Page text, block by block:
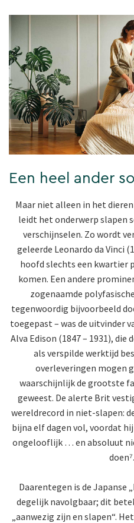
Een heel ander
Maar niet alleen in het
leidt het onderwerp slapen
verschijnselen. Zo wordt
geleerde Leonardo da Vinci
hoofd slechts een kwartier
komen. Een andere
zogenaamde
tegenwoordig bijvoorbeeld
toegepast – was de uitvinder
Alva Edison (1847 – 1931),
als verspilde werktijd
overleveringen mogen
waarschijnlijk de grootste
geweest. De alerte Brit
wereldrecord in niet-slapen:
bijna elf dagen vol, voordat
ongelooflijk … en absoluut
doen⁷.
Daarentegen is de Japanse
degelijk navolgbaar; dit
„aanwezig zijn en slapen“.